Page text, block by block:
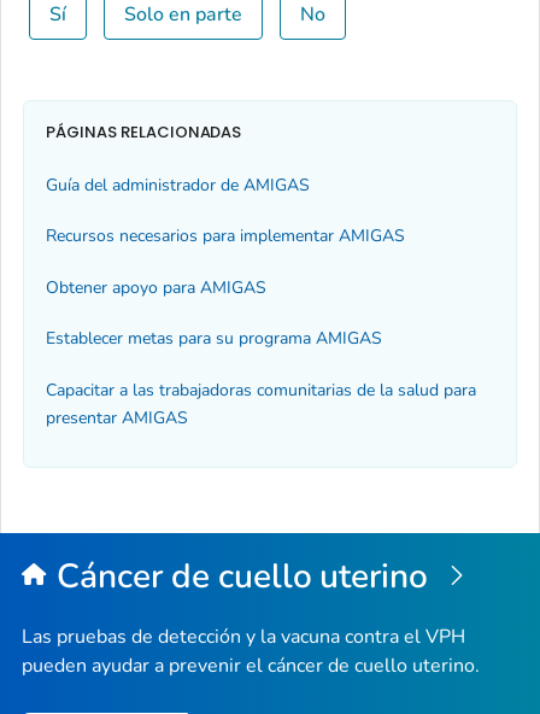
Sí Solo en parte No
PÁGINAS RELACIONADAS
Guía del administrador de AMIGAS
Recursos necesarios para implementar AMIGAS
Obtener apoyo para AMIGAS
Establecer metas para su programa AMIGAS
Capacitar a las trabajadoras comunitarias de la salud para
presentar AMIGAS
Cáncer de cuello uterino
Las pruebas de detección y la vacuna contra el VPH
pueden ayudar a prevenir el cáncer de cuello uterino.